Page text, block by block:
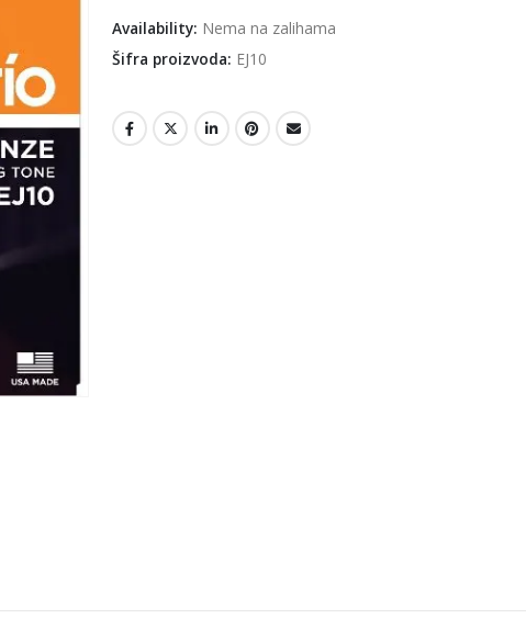
Availability: Nema na zalihama
Šifra proizvoda: EJ10